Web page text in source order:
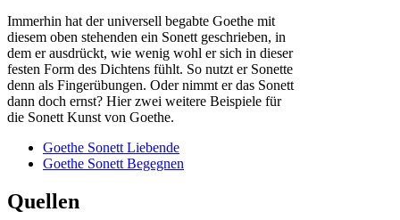
Immerhin hat der universell begabte Goethe mit
diesem oben stehenden ein Sonett geschrieben, in
dem er ausdrückt, wie wenig wohl er sich in dieser
festen Form des Dichtens fühlt. So nutzt er Sonette
denn als Fingerübungen. Oder nimmt er das Sonett
dann doch ernst? Hier zwei weitere Beispiele für
die Sonett Kunst von Goethe.
Goethe Sonett Liebende
Goethe Sonett Begegnen
Quellen